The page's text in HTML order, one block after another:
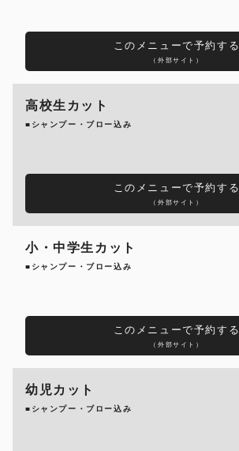
このメニューで予約する
（外部サイト）
高校生カット
■シャンプー・ブロー込み
このメニューで予約する
（外部サイト）
小・中学生カット
■シャンプー・ブロー込み
このメニューで予約する
（外部サイト）
幼児カット
■シャンプー・ブロー込み